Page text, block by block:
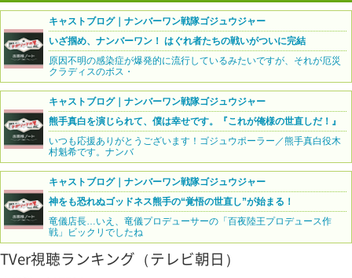
キャストブログ｜ナンバーワン戦隊ゴジュウジャー
いざ掴め、ナンバーワン！ はぐれ者たちの戦いがついに完結
原因不明の感染症が爆発的に流行しているみたいですが、それが厄災
クラディスのボス・
キャストブログ｜ナンバーワン戦隊ゴジュウジャー
熊手真白を演じられて、僕は幸せです。『これが俺様の世直しだ！』
いつも応援ありがとうございます！ゴジュウポーラー／熊手真白役木
村魁希です。ナンバ
キャストブログ｜ナンバーワン戦隊ゴジュウジャー
神をも恐れぬゴッドネス熊手の“覚悟の世直し”が始まる！
竜儀店長…いえ、竜儀プロデューサーの「百夜陸王プロデュース作
戦」ビックリでしたね
TVer視聴ランキング（テレビ朝日）